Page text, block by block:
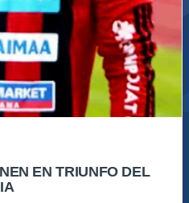
EN TRIUNFO DEL